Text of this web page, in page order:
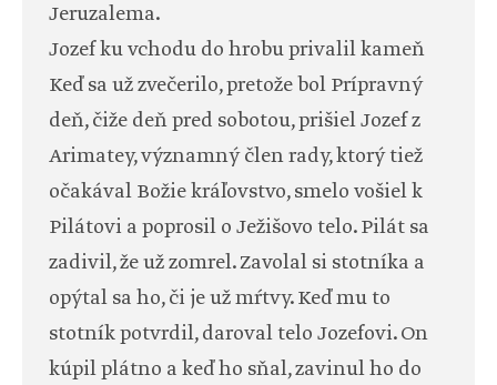
Jeruzalema.
Jozef ku vchodu do hrobu privalil kameň
Keď sa už zvečerilo, pretože bol Prípravný
deň, čiže deň pred sobotou, prišiel Jozef z
Arimatey, významný člen rady, ktorý tiež
očakával Božie kráľovstvo, smelo vošiel k
Pilátovi a poprosil o Ježišovo telo. Pilát sa
zadivil, že už zomrel. Zavolal si stotníka a
opýtal sa ho, či je už mŕtvy. Keď mu to
stotník potvrdil, daroval telo Jozefovi. On
kúpil plátno a keď ho sňal, zavinul ho do